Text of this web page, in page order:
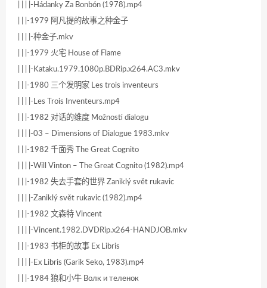
| | | |-Hádanky Za Bonbón (1978).mp4
| | |-1979 阿凡提的故事之种金子
| | | |-种金子.mkv
| | |-1979 火宅 House of Flame
| | | |-Kataku.1979.1080p.BDRip.x264.AC3.mkv
| | |-1980 三个发明家 Les trois inventeurs
| | | |-Les Trois Inventeurs.mp4
| | |-1982 对话的维度 Možnosti dialogu
| | | |-03 – Dimensions of Dialogue 1983.mkv
| | |-1982 千面秀 The Great Cognito
| | | |-Will Vinton – The Great Cognito (1982).mp4
| | |-1982 失去手套的世界 Zaniklý svět rukavic
| | | |-Zaniklý svět rukavic (1982).mp4
| | |-1982 文森特 Vincent
| | | |-Vincent.1982.DVDRip.x264-HANDJOB.mkv
| | |-1983 书柜的故事 Ex Libris
| | | |-Ex Libris (Garik Seko, 1983).mp4
| | |-1984 狼和小牛 Волк и теленок